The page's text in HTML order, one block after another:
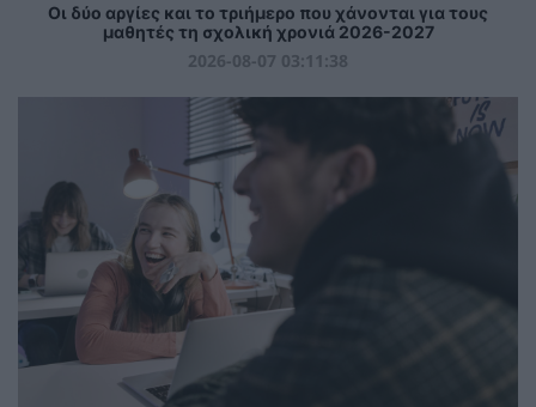
Οι δύο αργίες και το τριήμερο που χάνονται για τους
μαθητές τη σχολική χρονιά 2026-2027
2026-08-07 03:11:38